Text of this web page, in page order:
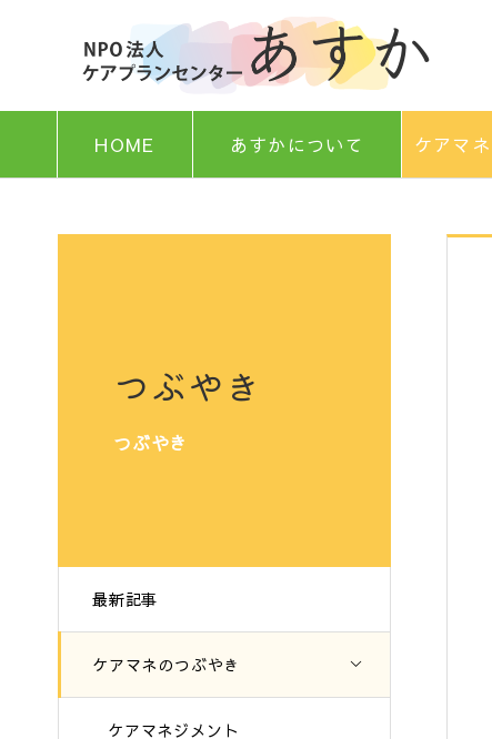
HOME あすかについて ケアマ
つぶやき
つぶやき
最新記事
ケアマネのつぶやき
ケアマネジメント